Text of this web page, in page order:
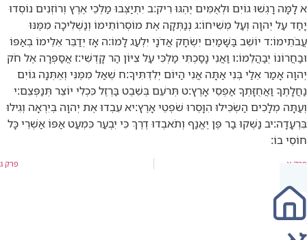
אלָמָּה רָגְשׁוּ גוֹיִם וּלְאֻמִּים יֶהְגּוּ רִיק:ב יִתְיַצְּבוּ מַלְכֵי אֶרֶץ וְרוֹזְנִים נוֹסְדוּ
יָחַד עַל יְהוָה וְעַל מְשִׁיחוֹ:ג נְנַתְּקָה אֶת מוֹסְרוֹתֵימוֹ וְנַשְׁלִיכָה מִמֶּנּוּ
עֲבֹתֵימוֹ:ד יוֹשֵׁב בַּשָּׁמַיִם יִשְׂחָק אֲדֹנָי יִלְעַג לָמוֹ:ה אָז יְדַבֵּר אֵלֵימוֹ בְאַפּוֹ
וּבַחֲרוֹנוֹ יְבַהֲלֵמוֹ:ו וַאֲנִי נָסַכְתִּי מַלְכִּי עַל צִיּוֹן הַר קָדְשִׁי:זאֲסַפְּרָה אֶל חֹק
יְהוָה אָמַר אֵלַי בְּנִי אַתָּה אֲנִי הַיּוֹם יְלִדְתִּיךָ:ח שְׁאַל מִמֶּנִּי וְאֶתְּנָה גוֹיִם
נַחֲלָתֶךָ וַאֲחֻזָּתְךָ אַפְסֵי אָרֶץ:ט תְּרֹעֵם בְּשֵׁבֶט בַּרְזֶל כִּכְלִי יוֹצֵר תְּנַפְּצֵם:י
וְעַתָּה מְלָכִים הַשְׂכִּילוּ הִוָּסְרוּ שֹׁפְטֵי אָרֶץ:יאעִבְדוּ אֶת יְהוָה בְּיִרְאָה וְגִילוּ
בִּרְעָדָה:יב נַשְּׁקוּ בַר פֶּן יֶאֱנַף וְתֹאבְדוּ דֶרֶךְ כִּי יִבְעַר כִּמְעַט אַפּוֹ אַשְׁרֵי כָּל
חוֹסֵי בוֹ:
פרק א פרק ג